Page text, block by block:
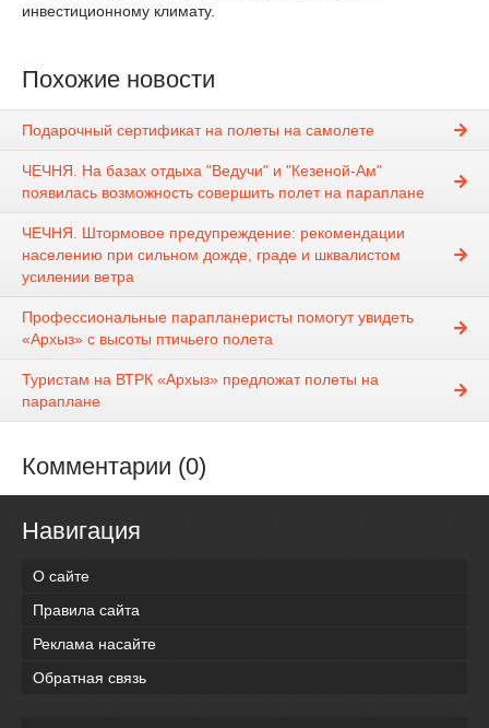
инвестиционному климату.
Похожие новости
Подарочный сертификат на полеты на самолете
ЧЕЧНЯ. На базах отдыха "Ведучи" и "Кезеной-Ам"
появилась возможность совершить полет на параплане
ЧЕЧНЯ. Штормовое предупреждение: рекомендации
населению при сильном дожде, граде и шквалистом
усилении ветра
Профессиональные парапланеристы помогут увидеть
«Архыз» с высоты птичьего полета
Туристам на ВТРК «Архыз» предложат полеты на
параплане
Комментарии (0)
Навигация
О сайте
Правила сайта
Реклама насайте
Обратная связь